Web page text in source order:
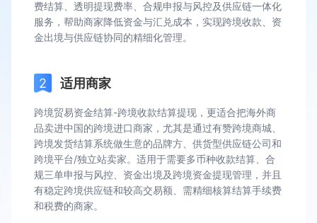
费结算、透明提现费率、合规申报与风控及供应链一体化
服务，帮助商家降低资金与汇兑成本，实现跨境收款、资
金出境与供应链协同的精细化管理。
适用商家
跨境贸易资金结算-跨境收款结算提现，更适合把海外商
品卖进中国的跨境进口商家，尤其是通过有赞跨境商城、
跨境发货结算系统做生意的品牌方、供货型供应链公司和
跨境平台/独立站卖家。适用于需要多币种收款结算、合
规三单申报与风控、资金出境及跨境资金提现管理，并且
有稳定跨境供应链和较高交易额、需精细核算结算手续费
和税费的商家。